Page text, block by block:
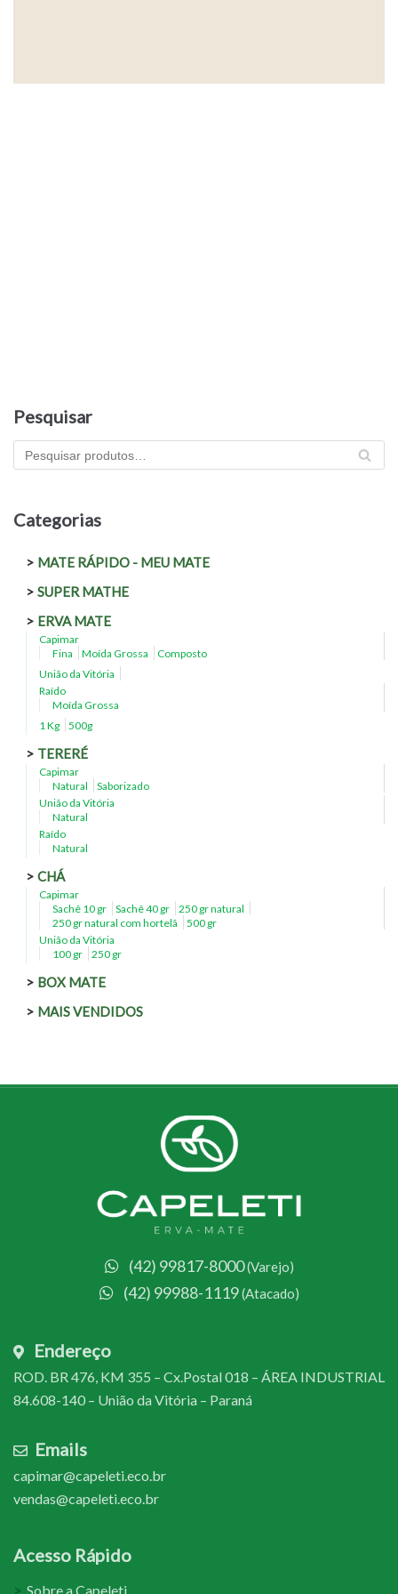
Pesquisar
PES
Categorias
MATE RÁPIDO - MEU MATE
SUPER MATHE
ERVA MATE
Capimar
Fina
Moída Grossa
Composto
União da Vitória
Raído
Moída Grossa
1 Kg
500g
TERERÉ
Capimar
Natural
Saborizado
União da Vitória
Natural
Raído
Natural
CHÁ
Capimar
Sachê 10 gr
Sachê 40 gr
250 gr natural
250 gr natural com hortelã
500 gr
União da Vitória
100 gr
250 gr
BOX MATE
MAIS VENDIDOS
(42) 99817-8000(Varejo)
(42) 99988-1119(Atacado)
Endereço
ROD. BR 476, KM 355 – Cx.Postal 018 – ÁREA INDUSTRIAL
84.608-140 – União da Vitória – Paraná
Emails
capimar@capeleti.eco.br
vendas@capeleti.eco.br
Acesso Rápido
Sobre a Capeleti